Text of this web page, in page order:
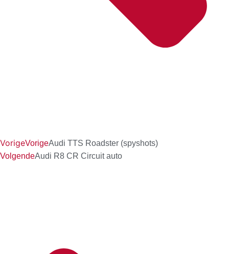
VorigeVorigeAudi TTS Roadster (spyshots)
VolgendeAudi R8 CR Circuit auto